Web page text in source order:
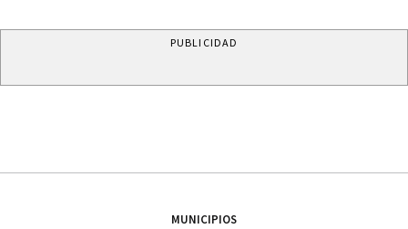
PUBLICIDAD
MUNICIPIOS